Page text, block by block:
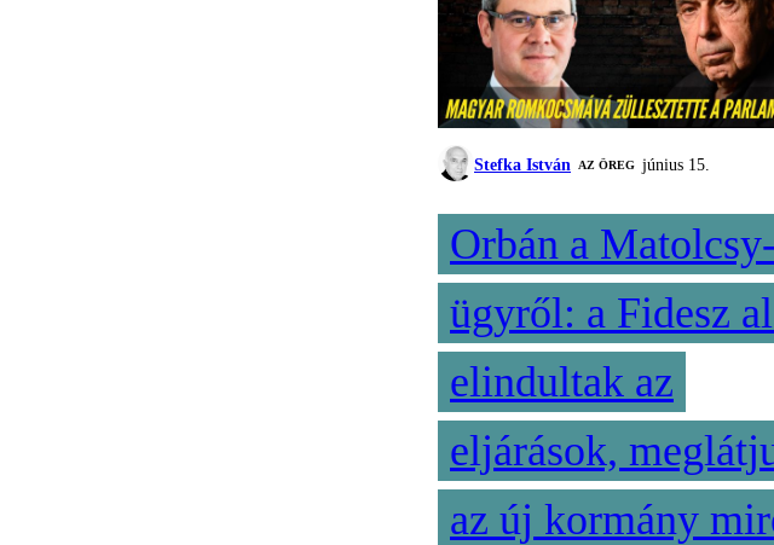
Stefka István AZ ÖREG június 15.
Orbán a
ügyről: a Fidesz
elindultak az
eljárások,
az új kormány